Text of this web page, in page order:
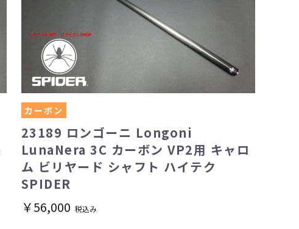
カーボン
23189 ロンゴーニ Longoni
LunaNera 3C カーボン VP2用 キャロ
ム ビリヤード シャフト ハイテク
SPIDER
￥56,000 税込み